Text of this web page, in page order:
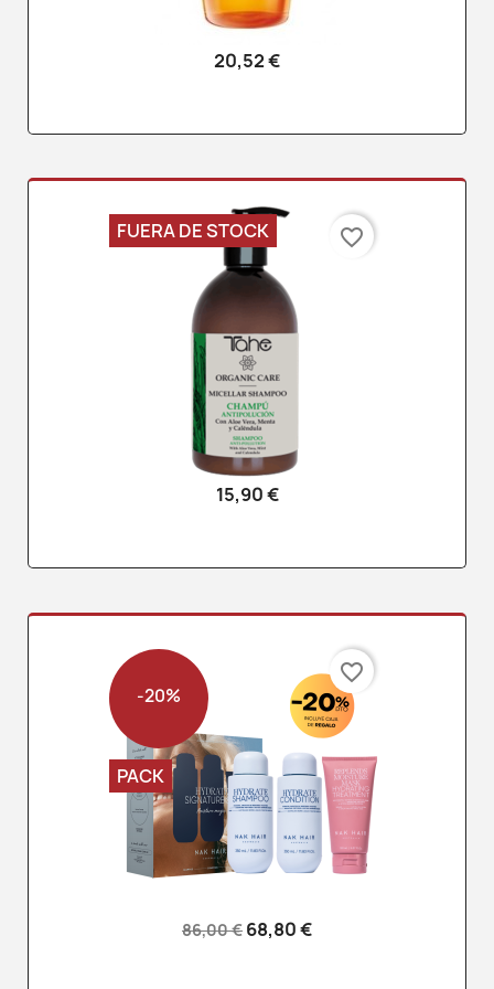
20,52 €
15,90 €
FUERA DE STOCK favorite_border
86,00 € 68,80 €
-20%
PACK
favorite_border